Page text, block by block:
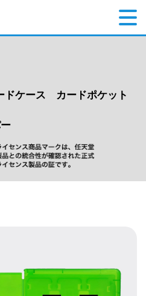
ドケース カードポケット